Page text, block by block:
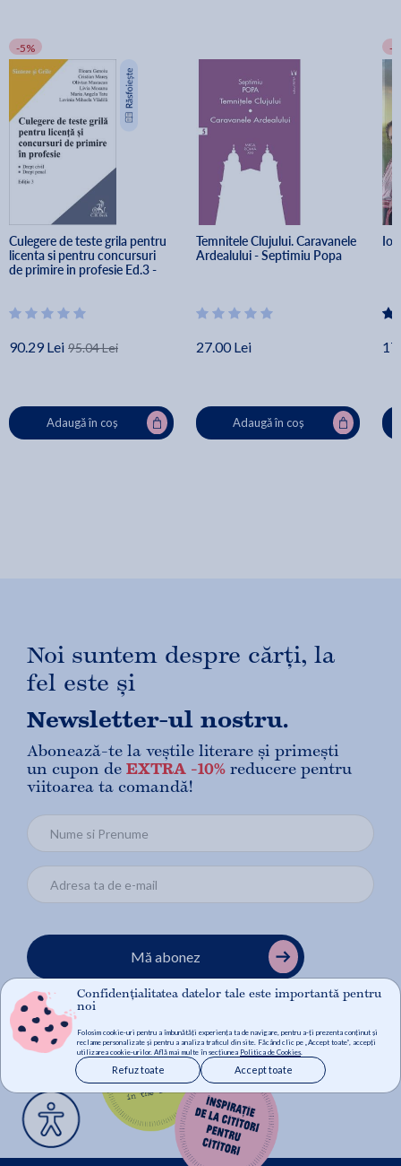
Confidențialitatea datelor tale este importantă pentru
noi
Folosim cookie-uri pentru a îmbunătăți experiența ta de navigare, pentru a-ți prezenta conținut și
reclame personalizate și pentru a analiza traficul din site. Făcând clic pe „Accept toate”, accepți
utilizarea cookie-urilor. Află mai multe în secțiunea Politica de Cookies.
Accept toate
Refuz toate
-5%
Culegere de teste grila pentru
licenta si pentru concursuri
de primire in profesie Ed.3 -
Livia Mocanu, Maria Angela
90.29 Lei 95.04 Lei
Adaugă în coș
Temnitele Clujului. Caravanele
Ardealului - Septimiu Popa
27.00 Lei
Adaugă în coș
-
Noi suntem despre cărți, la
fel este și
Newsletter-ul nostru.
Abonează-te la veștile literare și primești
un cupon de EXTRA -10% reducere pentru
viitoarea ta comandă!
Mă abonez